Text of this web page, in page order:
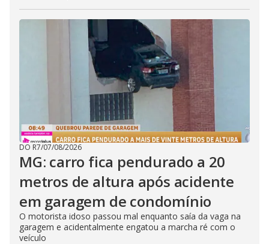
DO R7/07/08/2026
MG: carro fica pendurado a 20
metros de altura após acidente
em garagem de condomínio
O motorista idoso passou mal enquanto saía da vaga na
garagem e acidentalmente engatou a marcha ré com o
veículo